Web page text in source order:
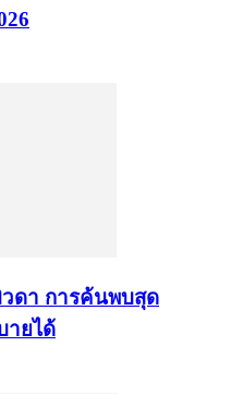
ดา การค้นพบสุด
ายได้